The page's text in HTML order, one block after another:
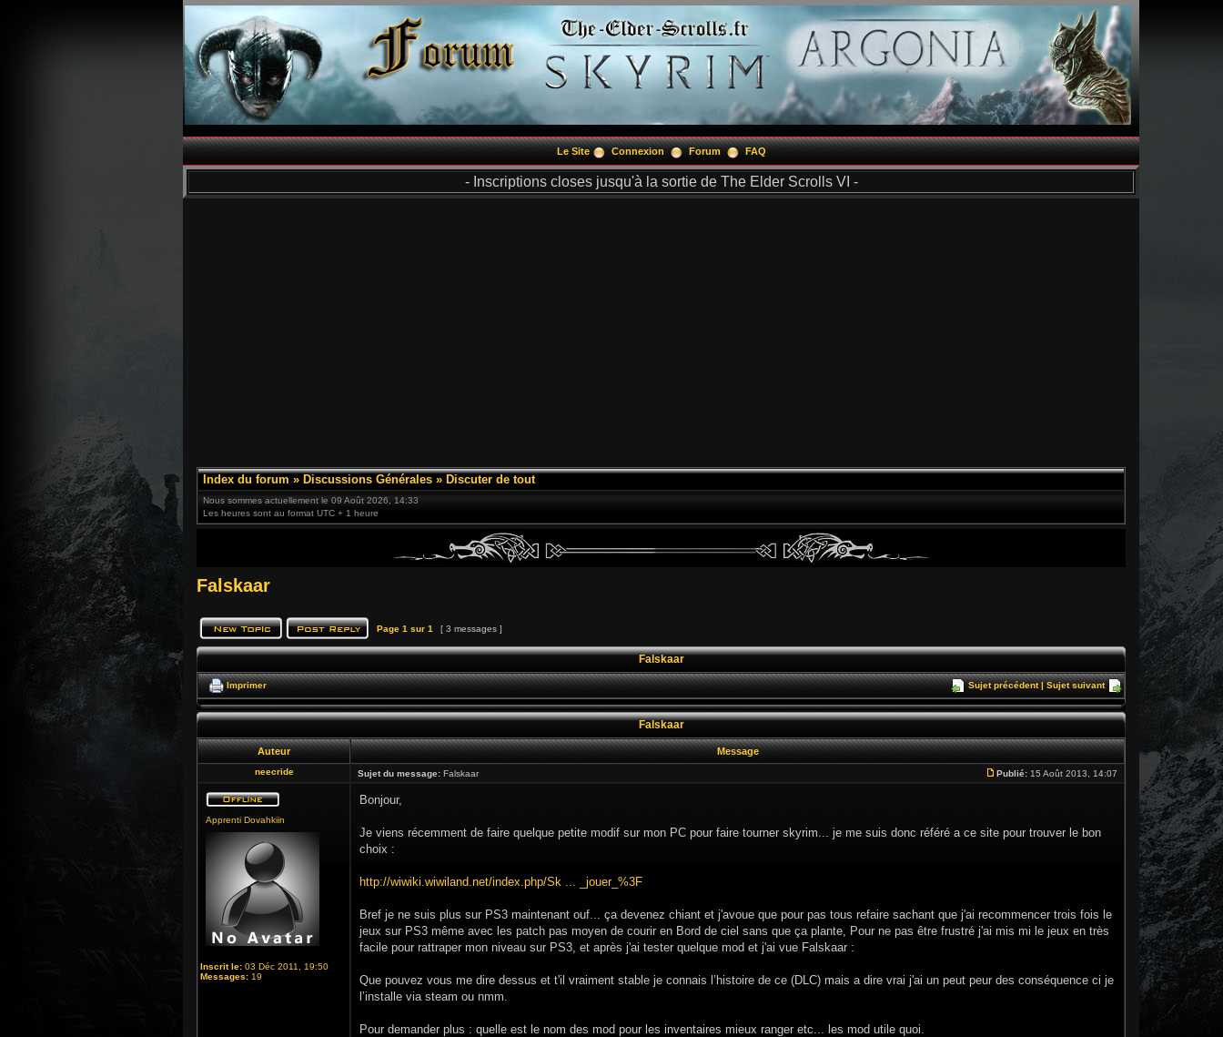
Le Site Connexion Forum FAQ
- Inscriptions closes jusqu'à la sortie de The Elder Scrolls VI -
Index du forum » Discussions Générales » Discuter de tout
Nous sommes actuellement le 09 Août 2026, 14:33
Les heures sont au format UTC + 1 heure
Falskaar
Page 1 sur 1 [ 3 messages ]
Falskaar
Imprimer Sujet précédent|Sujet suivant
Falskaar
Auteur Message
neecride Sujet du message: Falskaar Publié: 15 Août 2013, 14:07
Apprenti Dovahkiin
Inscrit le: 03 Déc 2011, 19:50
Messages: 19
Bonjour,
Je viens récemment de faire quelque petite modif sur mon PC pour faire tourner skyrim... je me suis donc référé a ce site pour trouver le bon
choix :
http://wiwiki.wiwiland.net/index.php/Sk ... _jouer_%3F
Bref je ne suis plus sur PS3 maintenant ouf... ça devenez chiant et j'avoue que pour pas tous refaire sachant que j'ai recommencer trois fois le
jeux sur PS3 même avec les patch pas moyen de courir en Bord de ciel sans que ça plante, Pour ne pas être frustré j'ai mis mi le jeux en très
facile pour rattraper mon niveau sur PS3, et après j'ai tester quelque mod et j'ai vue Falskaar :
Que pouvez vous me dire dessus et t'il vraiment stable je connais l’histoire de ce (DLC) mais a dire vrai j'ai un peut peur des conséquence ci je
l’installe via steam ou nmm.
Pour demander plus : quelle est le nom des mod pour les inventaires mieux ranger etc... les mod utile quoi.